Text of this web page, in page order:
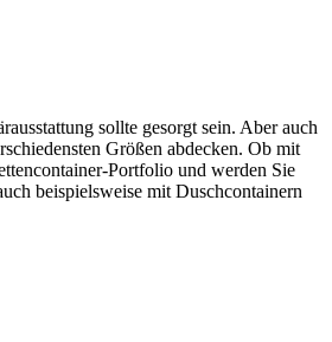
sollte gesorgt sein. Aber auch
Größen abdecken. Ob mit
Portfolio und werden Sie
beispielsweise mit Duschcontainern